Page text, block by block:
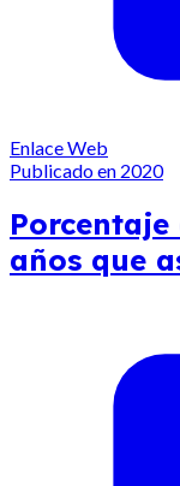
Enlace Web
Publicado en 2020
Porcentaje
años que